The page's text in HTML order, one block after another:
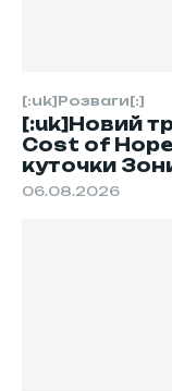
[:uk]Розваги[:]
[:uk]Новий
Cost of
куточки
06.08.2026